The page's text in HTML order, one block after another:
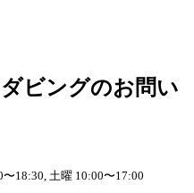
ビングのお問い
〜18:30, 土曜 10:00〜17:00